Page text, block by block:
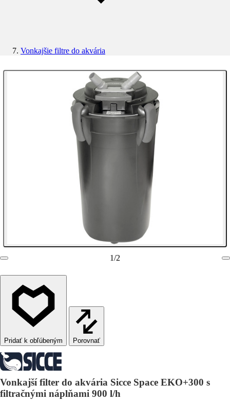
Vonkajšie filtre do akvária
1/2
Porovnať
Vonkajší filter do akvária Sicce Space EKO+300 s
filtračnými náplňami 900 l/h